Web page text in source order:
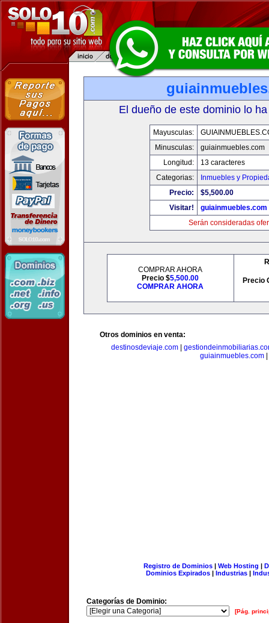
El dueño de este dominio lo
Mayusculas:
Minusculas:
guiainmuebles.com
Longitud:
13 caracteres
Categorias:
Inmuebles y
Precio:
$5,500.00
Visitar!
guiainmuebles.com
Serán consideradas
COMPRAR AHORA
Precio $5,500.00
COMPRAR AHORA
Precio
Otros dominios en venta:
destinosdeviaje.com|
guiainmuebles.com|
Registro de Dominios| Web Hosting |
Dominios Expirados | Industrias |
Categorías de Dominio:
[Pág.